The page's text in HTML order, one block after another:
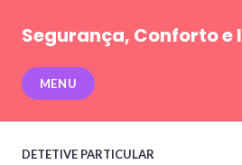
paraSegurança, Conforto
MENU
DETETIVE PARTICULAR